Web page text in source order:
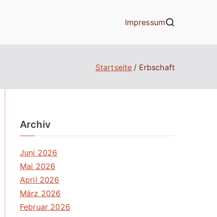
Impressum
Startseite Erbschaft
Archiv
Juni 2026
Mai 2026
April 2026
März 2026
Februar 2026